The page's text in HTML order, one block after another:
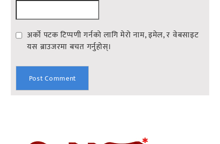
अर्को पटक टिप्पणी गर्नको लागि मेरो नाम, इमेल, र वेबसाइट
यस ब्राउजरमा बचत गर्नुहोस्।